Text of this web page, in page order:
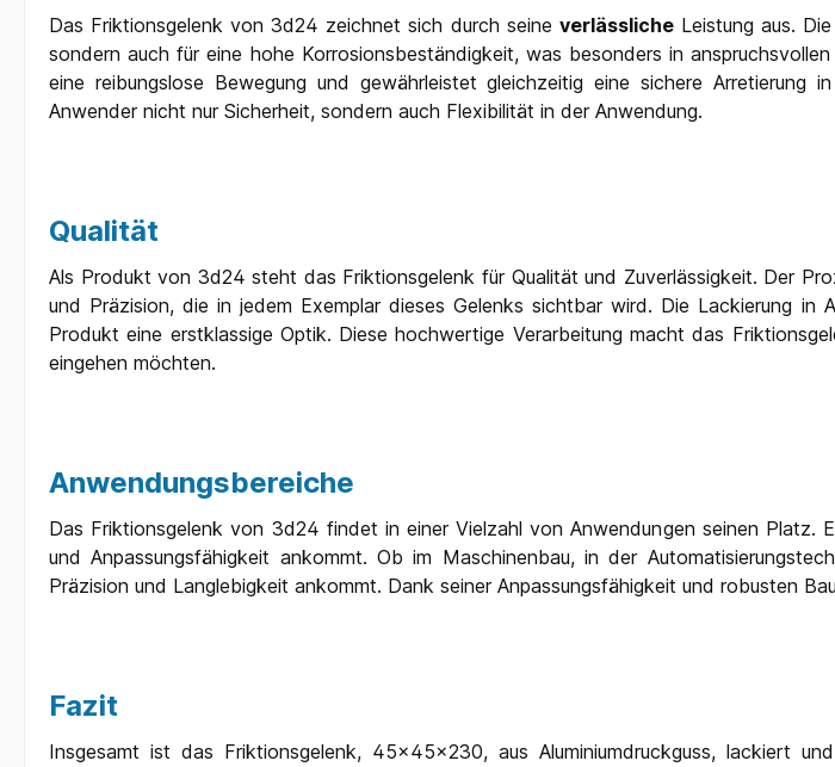
Das Friktionsgelenk von 3d24 zeichnet sich durch seine verlässlicheLeistung aus. Die
sondern auch für eine hohe Korrosionsbeständigkeit, was besonders in
eine reibungslose Bewegung und gewährleistet gleichzeitig eine sichere
Anwender nicht nur Sicherheit, sondern auch Flexibilität in der Anwendung.
Qualität
Als Produkt von 3d24 steht das Friktionsgelenk für Qualität und Zuverlässigkeit. Der
und Präzision, die in jedem Exemplar dieses Gelenks sichtbar wird. Die Lackierung
Produkt eine erstklassige Optik. Diese hochwertige Verarbeitung macht das
eingehen möchten.
Anwendungsbereiche
Das Friktionsgelenk von 3d24 findet in einer Vielzahl von Anwendungen seinen Platz.
und Anpassungsfähigkeit ankommt. Ob im Maschinenbau, in der
Präzision und Langlebigkeit ankommt. Dank seiner Anpassungsfähigkeit und robusten
Fazit
Insgesamt ist das Friktionsgelenk, 45x45x230, aus Aluminiumdruckguss, lackiert